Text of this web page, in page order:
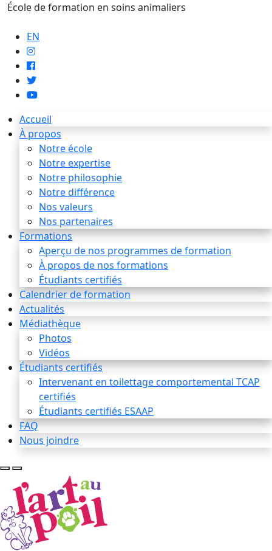
École de formation en soins animaliers
EN
Accueil
À propos
Notre école
Notre expertise
Notre philosophie
Notre différence
Nos valeurs
Nos partenaires
Formations
Aperçu de nos programmes de formation
À propos de nos formations
Étudiants certifiés
Calendrier de formation
Actualités
Médiathèque
Photos
Vidéos
Étudiants certifiés
Intervenant en toilettage comportemental TCAP
certifiés
Étudiants certifiés ESAAP
FAQ
Nous joindre